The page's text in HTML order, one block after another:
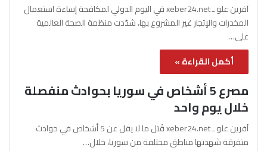
آفرين علو ـ xeber24.net في اليوم الدولي لمكافحة إساءة استعمال
المخدرات والإتجار غير المشروع بها، شدّدت منظمة الصحة العالمية
على…
أكمل القراءة »
مصرع 5 أشخاص في سوريا بحوادث منفصلة
خلال يوم واحد
آفرين علو ـ xeber24.net قُتل ما لا يقل عن 5 أشخاص في حوادث
متفرقة شهدتها مناطق مختلفة من سوريا، خلال…